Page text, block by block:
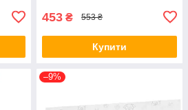
453 ₴ 553 ₴
Купити
–9%